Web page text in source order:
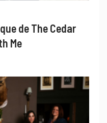
de The Cedar
Me